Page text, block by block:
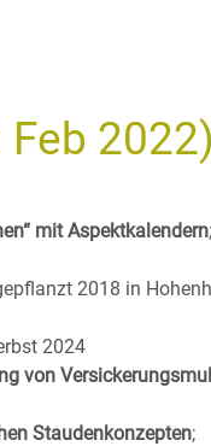
mit Aspektkalendern
2018 in
2024
von
Staudenkonzepten;